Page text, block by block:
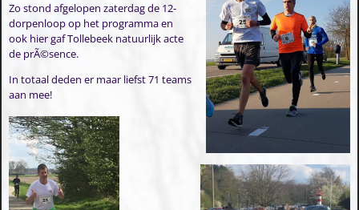
Zo stond afgelopen zaterdag de 12-
dorpenloop op het programma en
ook hier gaf Tollebeek natuurlijk acte
de prÃ©sence.
In totaal deden er maar liefst 71 teams
aan mee!